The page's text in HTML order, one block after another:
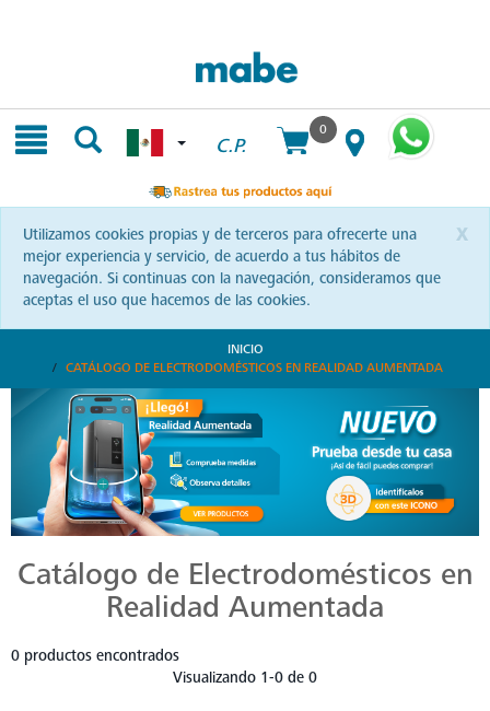
C.P.
0
x
Utilizamos cookies propias y de terceros para ofrecerte una
mejor experiencia y servicio, de acuerdo a tus hábitos de
navegación. Si continuas con la navegación, consideramos que
aceptas el uso que hacemos de las cookies.
INICIO
CATÁLOGO DE ELECTRODOMÉSTICOS EN REALIDAD AUMENTADA
Catálogo de Electrodomésticos en
Realidad Aumentada
0 productos encontrados
Visualizando 1-0 de 0